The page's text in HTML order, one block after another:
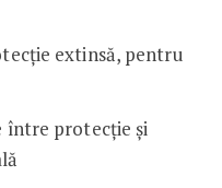
extinsă, pentru
între protecție și